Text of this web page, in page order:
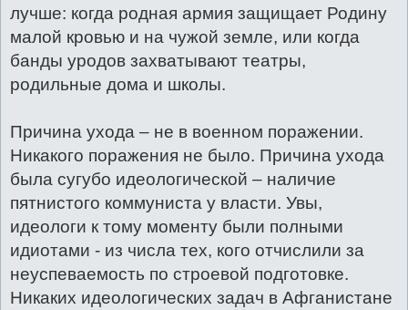
лучше: когда родная армия защищает Родину
малой кровью и на чужой земле, или когда
банды уродов захватывают театры,
родильные дома и школы.
Причина ухода – не в военном поражении.
Никакого поражения не было. Причина ухода
была сугубо идеологической – наличие
пятнистого коммуниста у власти. Увы,
идеологи к тому моменту были полными
идиотами - из числа тех, кого отчислили за
неуспеваемость по строевой подготовке.
Никаких идеологических задач в Афганистане